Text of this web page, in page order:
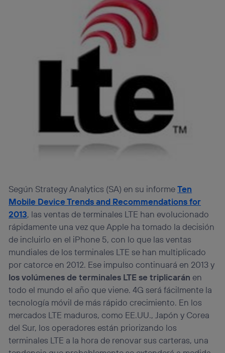
Según Strategy Analytics (SA) en su informeTen
Mobile Device Trends and Recommendations for
2013, las ventas de terminales LTE han evolucionado
rápidamente una vez que Apple ha tomado la decisión
de incluirlo en el iPhone 5, con lo que las ventas
mundiales de los terminales LTE se han multiplicado
por catorce en 2012. Ese impulso continuará en 2013 y
los volúmenes de terminales LTE se triplicarán en
todo el mundo el año que viene. 4G será fácilmente la
tecnología móvil de más rápido crecimiento. En los
mercados LTE maduros, como EE.UU., Japón y Corea
del Sur, los operadores están priorizando los
terminales LTE a la hora de renovar sus carteras, una